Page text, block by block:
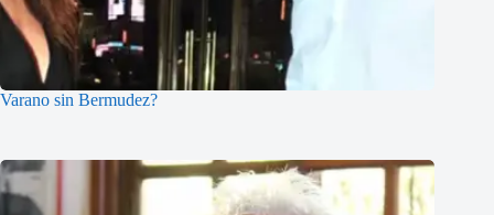
Varano sin Bermudez?